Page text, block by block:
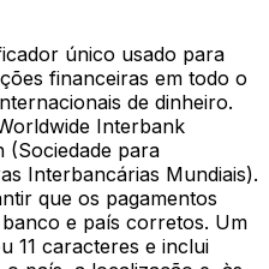
único usado para
financeiras em todo o
de dinheiro.
Interbank
(Sociedade para
Interbancárias Mundiais).
que os pagamentos
e país corretos. Um
11 caracteres e inclui